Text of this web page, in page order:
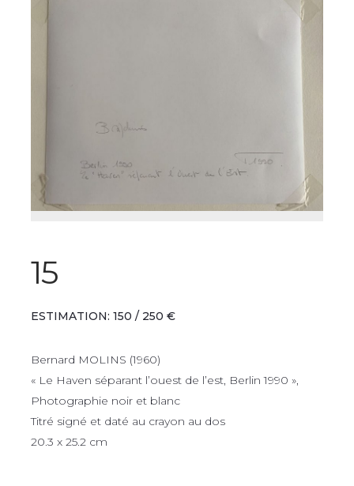
15
ESTIMATION: 150 / 250 €
Bernard MOLINS (1960)
« Le Haven séparant l’ouest de l’est, Berlin 1990 »,
Photographie noir et blanc
Titré signé et daté au crayon au dos
20.3 x 25.2 cm